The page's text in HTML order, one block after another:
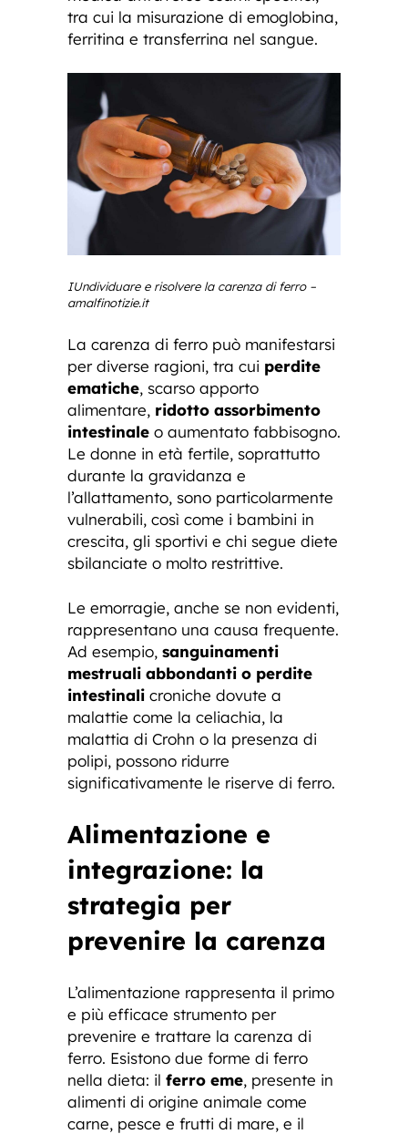
tra cui la misurazione di emoglobina,
ferritina e transferrina nel sangue.
IUndividuare e risolvere la carenza di ferro –
amalfinotizie.it
La carenza di ferro può manifestarsi
per diverse ragioni, tra cui perdite
ematiche, scarso apporto
alimentare, ridotto assorbimento
intestinale o aumentato fabbisogno.
Le donne in età fertile, soprattutto
durante la gravidanza e
l’allattamento, sono particolarmente
vulnerabili, così come i bambini in
crescita, gli sportivi e chi segue diete
sbilanciate o molto restrittive.
Le emorragie, anche se non evidenti,
rappresentano una causa frequente.
Ad esempio, sanguinamenti
mestruali abbondanti o perdite
intestinali croniche dovute a
malattie come la celiachia, la
malattia di Crohn o la presenza di
polipi, possono ridurre
significativamente le riserve di ferro.
Alimentazione e
integrazione: la
strategia per
prevenire la carenza
L’alimentazione rappresenta il primo
e più efficace strumento per
prevenire e trattare la carenza di
ferro. Esistono due forme di ferro
nella dieta: il ferro eme, presente in
alimenti di origine animale come
carne, pesce e frutti di mare, e il